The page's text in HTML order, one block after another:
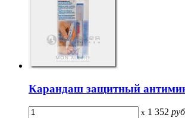
Карандаш защитный
x 1 352 руб